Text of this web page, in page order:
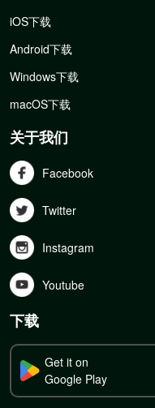
iOS下载
Android下载
Windows下载
macOS下载
关于我们
Facebook
Twitter
Instagram
Youtube
下载
Get it on
Google Play